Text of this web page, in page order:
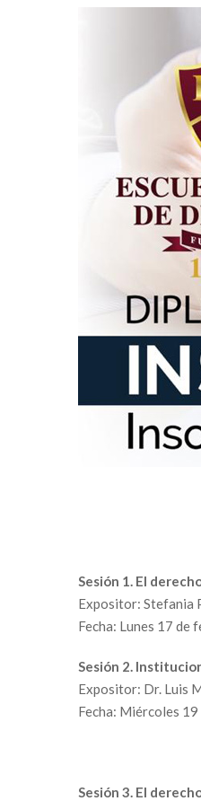
Sesión 1. El
Expositor: Stefania
Fecha: Lunes 17 de
Sesión 2.
Expositor: Dr. Luis
Fecha: Miércoles
Sesión 3. El